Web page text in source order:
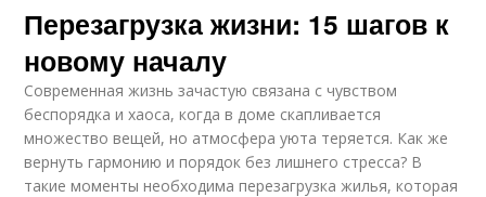
Перезагрузка жизни: 15 шагов к
новому началу
Современная жизнь зачастую связана с чувством
беспорядка и хаоса, когда в доме скапливается
множество вещей, но атмосфера уюта теряется. Как же
вернуть гармонию и порядок без лишнего стресса? В
такие моменты необходима перезагрузка жилья, которая